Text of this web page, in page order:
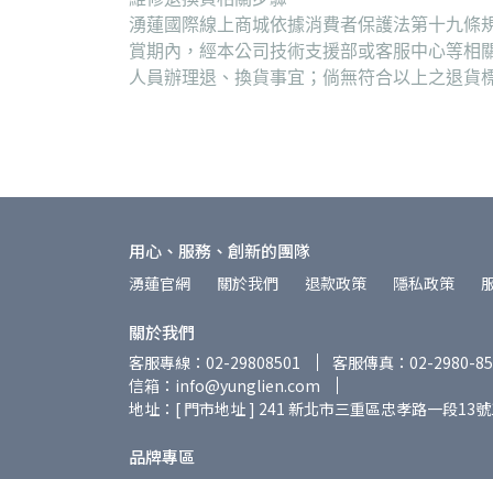
湧蓮國際線上商城依據消費者保護法第十九條
賞期內，經本公司技術支援部或客服中心等
人員辦理退、換貨事宜；倘無符合以上之退
用心、服務、創新的團隊
湧蓮官網 關於我們 退款政策 隱私政策
關於我們
客服專線：02-29808501
客服傳真：02-2980-
信箱：info@yunglien.com
地址：[ 門市地址 ] 241 新北市三重區忠孝路一段
品牌專區